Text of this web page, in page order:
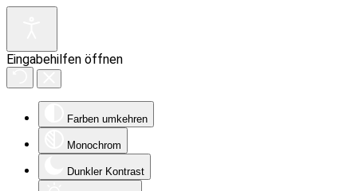
Eingabehilfen öffnen
Farben umkehren
Monochrom
Dunkler Kontrast